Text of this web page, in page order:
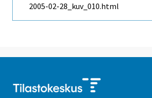
2005-02-28_kuv_010.html